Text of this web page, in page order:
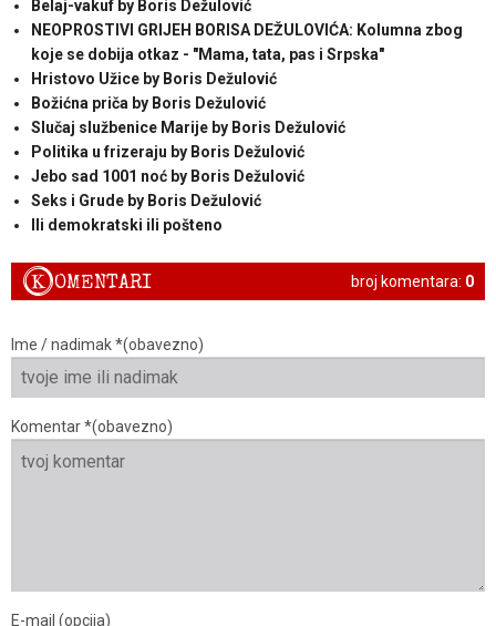
Belaj-vakuf by Boris Dežulović
NEOPROSTIVI GRIJEH BORISA DEŽULOVIĆA: Kolumna zbog
koje se dobija otkaz - "Mama, tata, pas i Srpska"
Hristovo Užice by Boris Dežulović
Božićna priča by Boris Dežulović
Slučaj službenice Marije by Boris Dežulović
Politika u frizeraju by Boris Dežulović
Jebo sad 1001 noć by Boris Dežulović
Seks i Grude by Boris Dežulović
Ili demokratski ili pošteno
broj komentara: 0
KOMENTARI
Ime / nadimak *(obavezno)
Komentar *(obavezno)
E-mail (opcija)